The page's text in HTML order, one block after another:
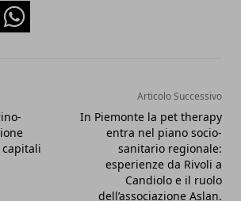
Whatsapp
Articolo Successivo
In Piemonte la pet therapy
entra nel piano socio-
sanitario regionale:
esperienze da Rivoli a
Candiolo e il ruolo
dell’associazione Aslan.